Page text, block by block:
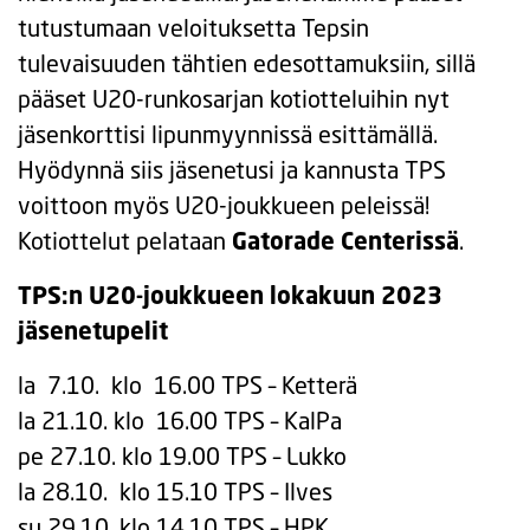
tutustumaan veloituksetta Tepsin
tulevaisuuden tähtien edesottamuksiin, sillä
pääset U20-runkosarjan kotiotteluihin nyt
jäsenkorttisi lipunmyynnissä esittämällä.
Hyödynnä siis jäsenetusi ja kannusta TPS
voittoon myös U20-joukkueen peleissä!
Kotiottelut pelataan Gatorade Centerissä.
TPS:n U20-joukkueen lokakuun 2023
jäsenetupelit
la 7.10. klo 16.00 TPS – Ketterä
la 21.10. klo 16.00 TPS – KalPa
pe 27.10. klo 19.00 TPS – Lukko
la 28.10. klo 15.10 TPS – Ilves